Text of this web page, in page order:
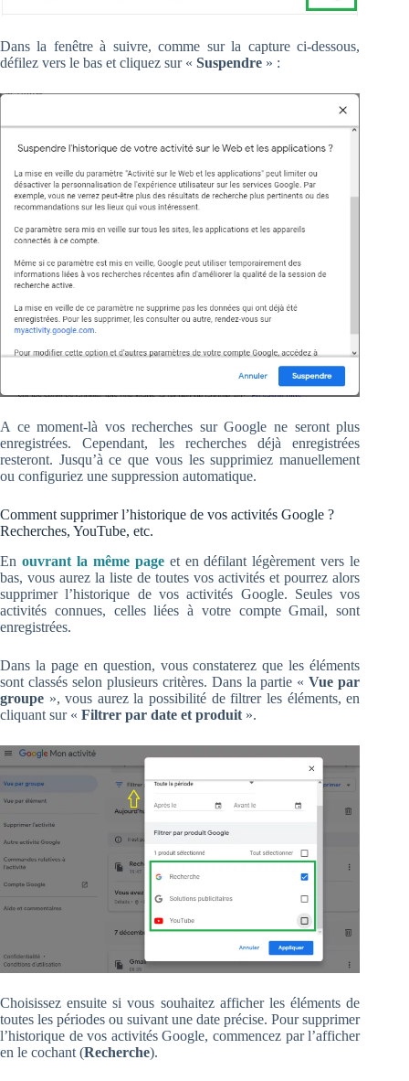
Dans la fenêtre à suivre, comme sur la capture ci-dessous,
défilez vers le bas et cliquez sur « Suspendre » :
A ce moment-là vos recherches sur Google ne seront plus
enregistrées. Cependant, les recherches déjà enregistrées
resteront. Jusqu’à ce que vous les supprimiez manuellement
ou configuriez une suppression automatique.
Comment supprimer l’historique de vos activités Google ?
Recherches, YouTube, etc.
En ouvrant la même pageet en défilant légèrement vers le
bas, vous aurez la liste de toutes vos activités et pourrez alors
supprimer l’historique de vos activités Google. Seules vos
activités connues, celles liées à votre compte Gmail, sont
enregistrées.
Dans la page en question, vous constaterez que les éléments
sont classés selon plusieurs critères. Dans la partie «Vue par
groupe », vous aurez la possibilité de filtrer les éléments, en
cliquant sur « Filtrer par date et produit ».
Choisissez ensuite si vous souhaitez afficher les éléments de
toutes les périodes ou suivant une date précise. Pour supprimer
l’historique de vos activités Google, commencez par l’afficher
en le cochant (Recherche).